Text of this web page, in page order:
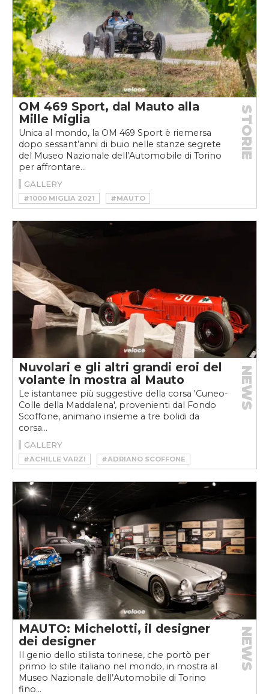
OM 469 Sport, dal Mauto alla
Mille Miglia
Unica al mondo, la OM 469 Sport è riemersa
dopo sessant’anni di buio nelle stanze segrete
del Museo Nazionale dell’Automobile di Torino
per affrontare...
STORIE
GALLERY
#1000 MIGLIA 2021
#MAUTO
#MILLE MIGLIA
#MOTORSPORT
#MUSEO NAZIONALE DELL’AUTOMOBILE DI TORINO
#OFFICINE MECCANICHE DI BRESCIA
#OM 469 SPORT
Nuvolari e gli altri grandi eroi del
volante in mostra al Mauto
Le istantanee più suggestive della corsa 'Cuneo-
Colle della Maddalena', provenienti dal Fondo
Scoffone, animano insieme a tre bolidi da
corsa...
NEWS
GALLERY
#ACHILLE VARZI
#ADRIANO SCOFFONE
#ADRIANO SCOFFONE FOTO
#ALFA ROMEO 6C 1500 MMS
#AUTO D'EPOCA
#CUNEO-COLLE DELLA MADDALENA
#MAUTO
#MOTORSPORT
#MOTORSPORT VINTAGE
#MUSEO AUTOMOBILE TORINO
#QUEI TEMERARI DELLE STRADE BIANCHE
#QUEI TEMERARI DELLE STRADE BIANCHE MOSTRA
#TAZIO NUVOLARI
#TAZIO NUVOLARI ALFA ROMEO P2
#VINTAGE
MAUTO: Michelotti, il designer
dei designer
Il genio dello stilista torinese, che portò per
primo lo stile italiano nel mondo, in mostra al
Museo Nazionale dell’Automobile di Torino
fino...
NEWS